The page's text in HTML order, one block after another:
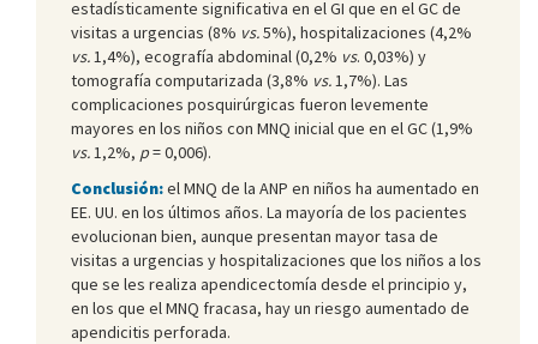
estadísticamente significativa en el GI que en el GC de
visitas a urgencias (8% vs.5%), hospitalizaciones (4,2%
vs. 1,4%), ecografía abdominal (0,2% vs. 0,03%) y
tomografía computarizada (3,8% vs. 1,7%). Las
complicaciones posquirúrgicas fueron levemente
mayores en los niños con MNQ inicial que en el GC (1,9%
vs. 1,2%, p= 0,006).
Conclusión:el MNQ de la ANP en niños ha aumentado en
EE. UU. en los últimos años. La mayoría de los pacientes
evolucionan bien, aunque presentan mayor tasa de
visitas a urgencias y hospitalizaciones que los niños a los
que se les realiza apendicectomía desde el principio y,
en los que el MNQ fracasa, hay un riesgo aumentado de
apendicitis perforada.